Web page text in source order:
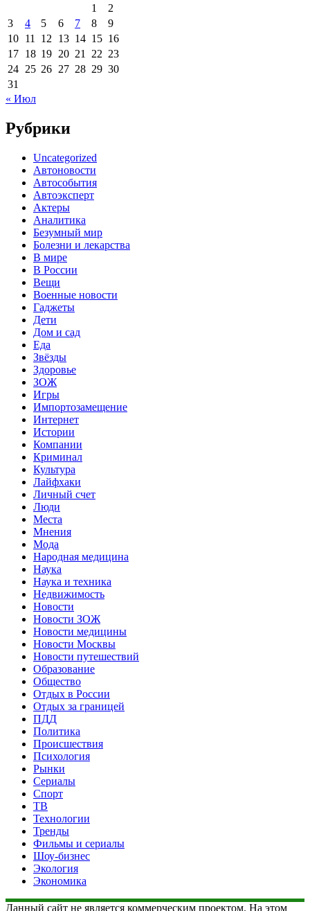
1
2
3
4 5 6 7 8
9
10 11 12 13 14 15 16
17 18 19 20 21 22 23
24 25 26 27 28 29 30
31
« Июл
Рубрики
Uncategorized
Автоновости
Автособытия
Автоэксперт
Актеры
Аналитика
Безумный мир
Болезни и лекарства
В мире
В России
Вещи
Военные новости
Гаджеты
Дети
Дом и сад
Еда
Звёзды
Здоровье
ЗОЖ
Игры
Импортозамещение
Интернет
Истории
Компании
Криминал
Культура
Лайфхаки
Личный счет
Люди
Места
Мнения
Мода
Народная медицина
Наука
Наука и техника
Недвижимость
Новости
Новости ЗОЖ
Новости медицины
Новости Москвы
Новости путешествий
Образование
Общество
Отдых в России
Отдых за границей
ПДД
Политика
Происшествия
Психология
Рынки
Сериалы
Спорт
ТВ
Технологии
Тренды
Фильмы и сериалы
Шоу-бизнес
Экология
Экономика
Данный сайт не является коммерческим проектом. На этом